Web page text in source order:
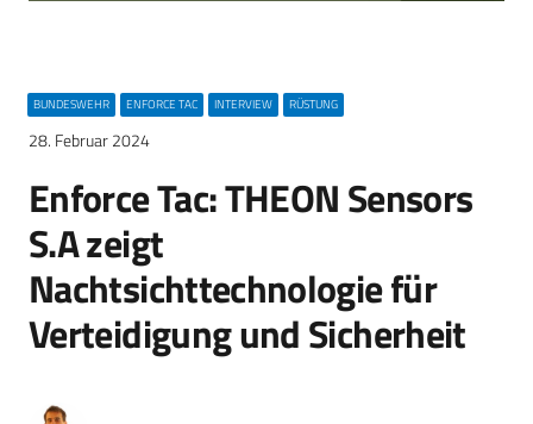
BUNDESWEHR ENFORCE TAC INTERVIEW RÜSTUNG
28. Februar 2024
Enforce Tac: THEON Sensors
S.A zeigt
Nachtsichttechnologie für
Verteidigung und Sicherheit